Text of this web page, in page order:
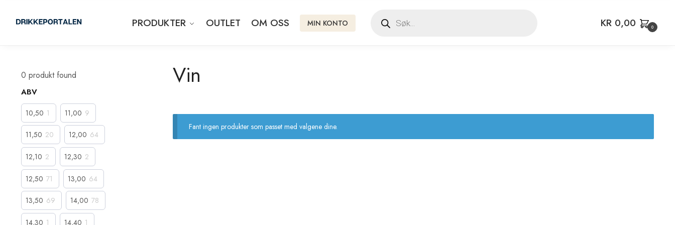
PRODUKTER OUTLET OM OSS MIN KONTO KR 0,00 0
Vin
Fant ingen produkter som passet med valgene dine.
0 produkt found
ABV
10,50 1 11,00 9
11,50 20 12,00 64
12,10 2 12,30 2
12,50 71 13,00 64
13,50 69 14,00 78
14,30 1 14,40 1